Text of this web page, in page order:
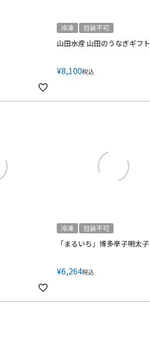
冷凍 包装不可
山田水産 山田のうなぎギフト
¥8,100税込
冷凍 包装不可
「まるいち」博多辛子明太子
¥6,264税込